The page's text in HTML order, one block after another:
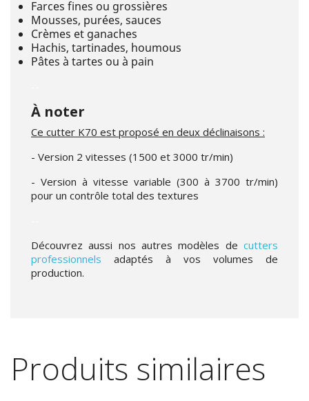
Farces fines ou grossières
Mousses, purées, sauces
Crèmes et ganaches
Hachis, tartinades, houmous
Pâtes à tartes ou à pain
À noter
Ce cutter K70 est proposé en deux déclinaisons :
- Version 2 vitesses (1500 et 3000 tr/min)
- Version à vitesse variable (300 à 3700 tr/min)
pour un contrôle total des textures
Découvrez aussi nos autres modèles de cutters
professionnels adaptés à vos volumes de
production.
Produits similaires